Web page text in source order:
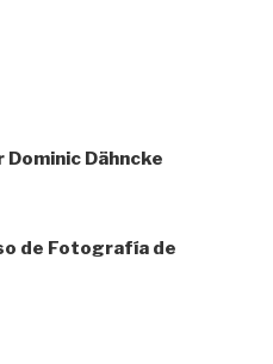
Dähncke
de Fotografía de